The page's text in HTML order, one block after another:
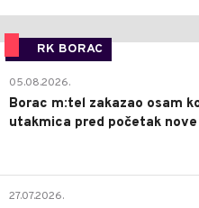
RK BORAC
05.08.2026.
Borac m:tel zakazao osam
utakmica pred početak nove
27.07.2026.